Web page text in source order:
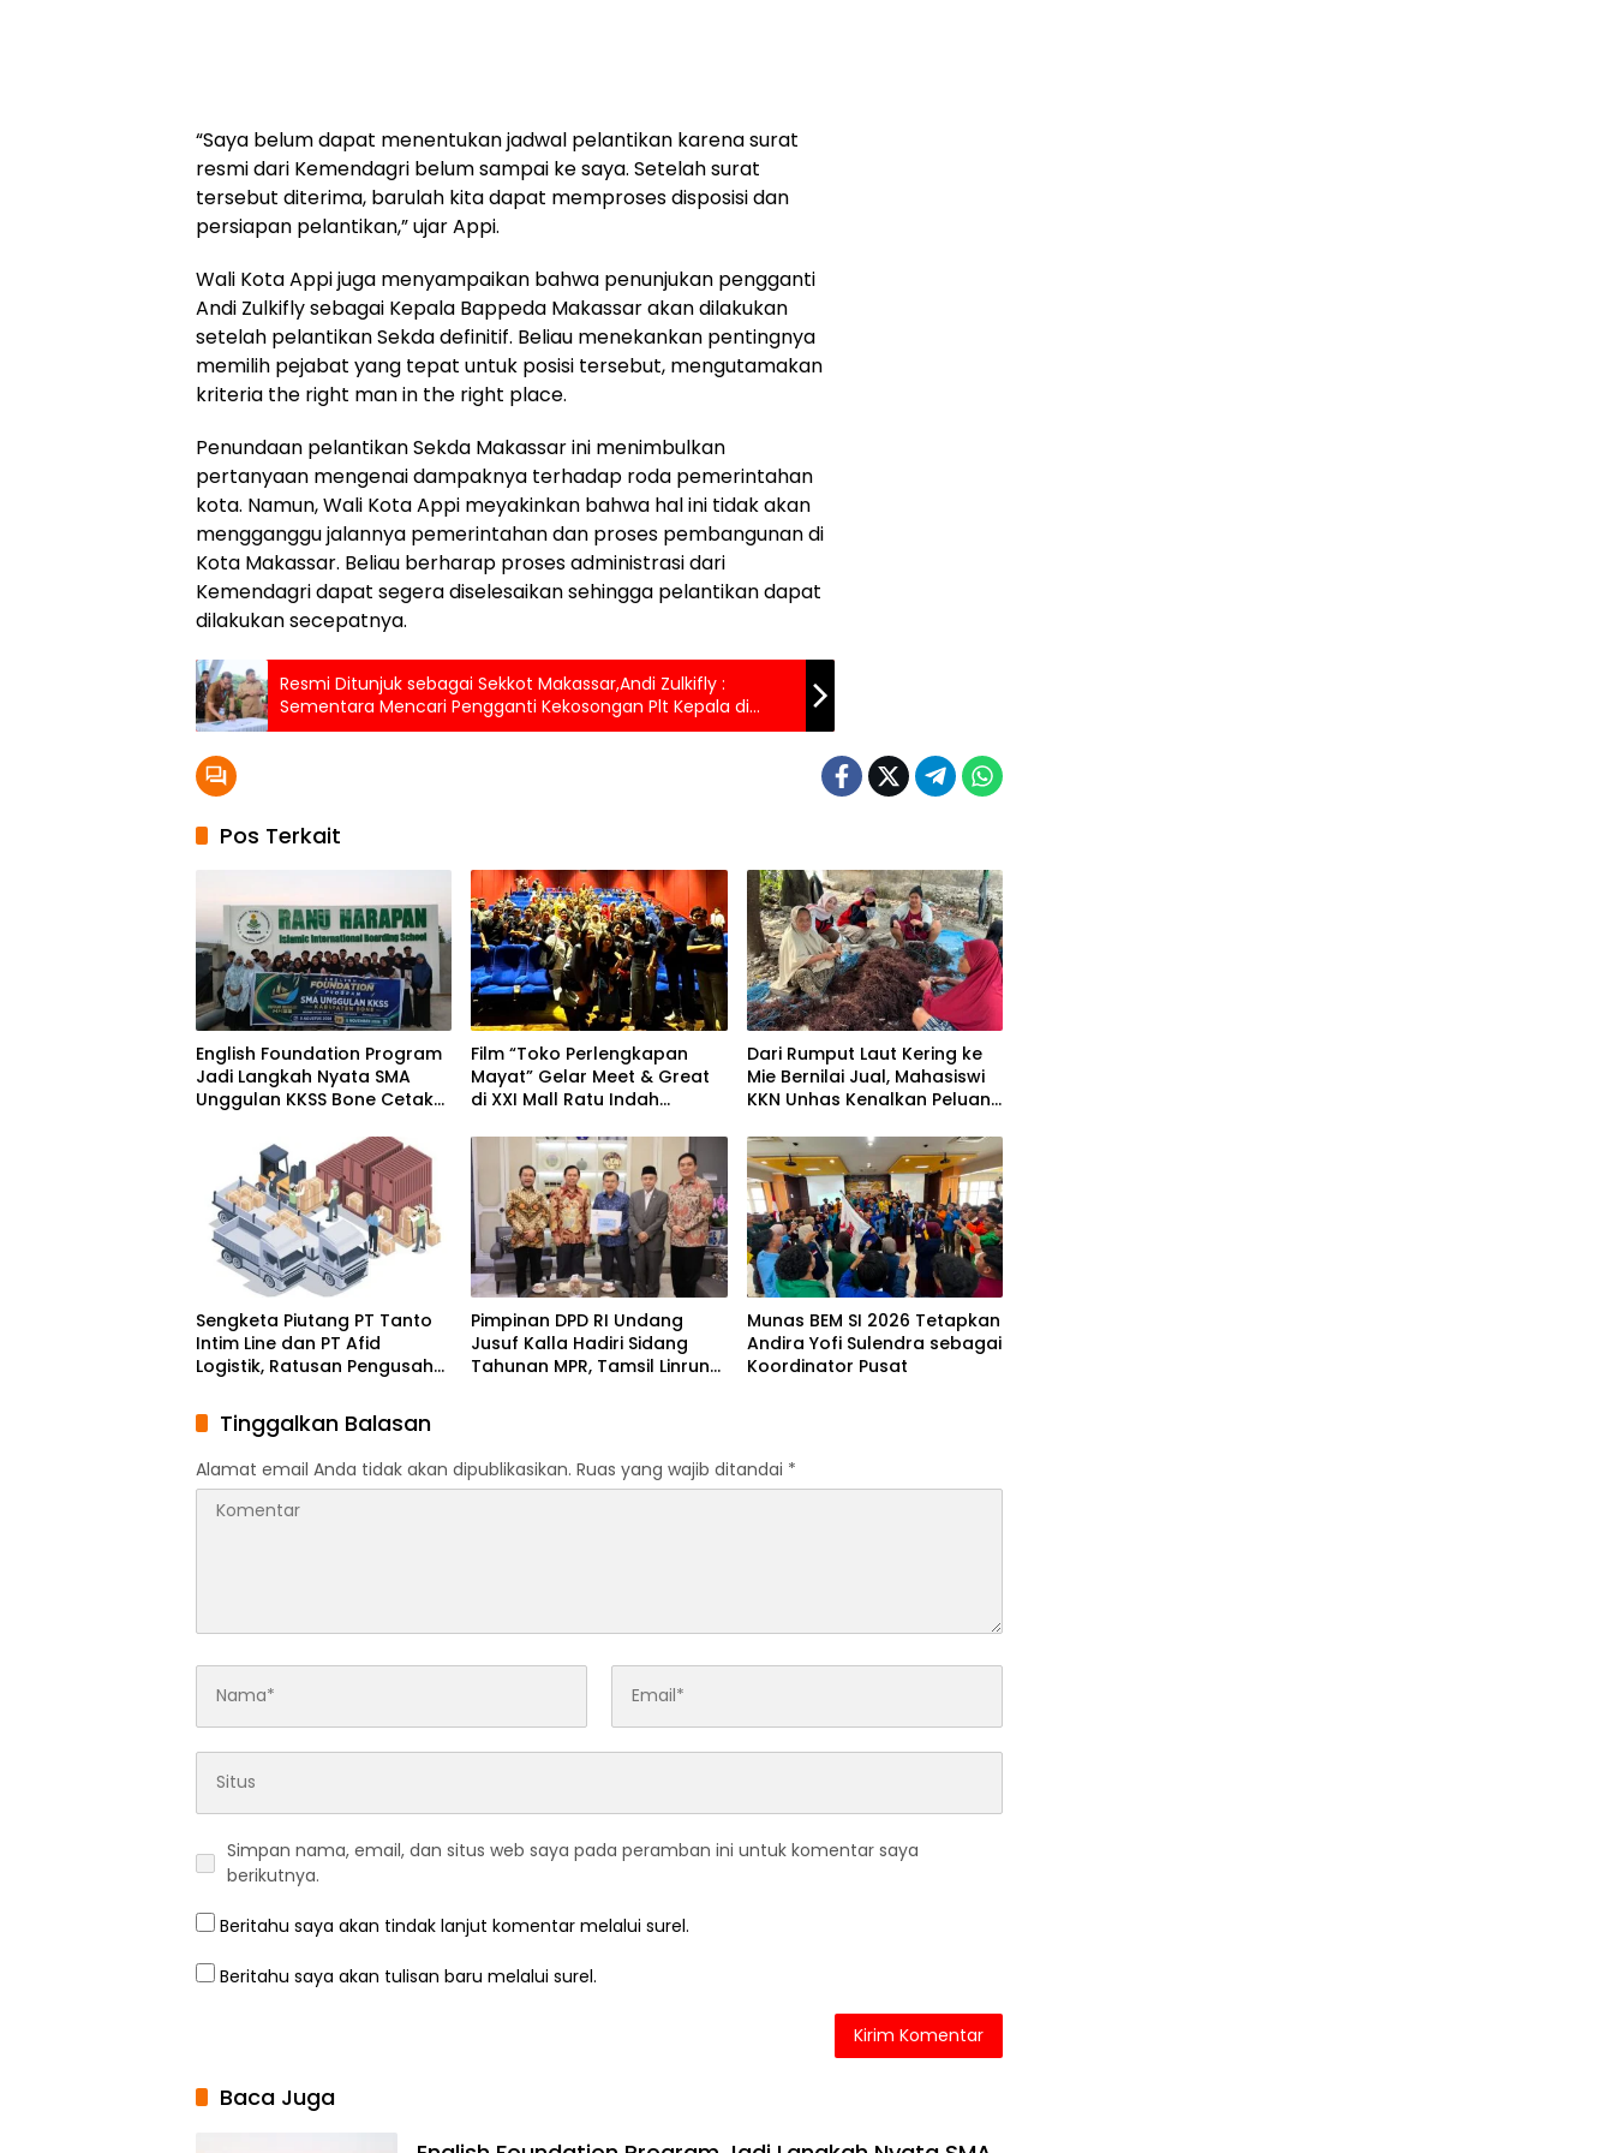
“Saya belum dapat menentukan jadwal pelantikan karena surat
resmi dari Kemendagri belum sampai ke saya. Setelah surat
tersebut diterima, barulah kita dapat memproses disposisi dan
persiapan pelantikan,” ujar Appi.
Wali Kota Appi juga menyampaikan bahwa penunjukan pengganti
Andi Zulkifly sebagai Kepala Bappeda Makassar akan dilakukan
setelah pelantikan Sekda definitif. Beliau menekankan pentingnya
memilih pejabat yang tepat untuk posisi tersebut, mengutamakan
kriteria the right man in the right place.
Penundaan pelantikan Sekda Makassar ini menimbulkan
pertanyaan mengenai dampaknya terhadap roda pemerintahan
kota. Namun, Wali Kota Appi meyakinkan bahwa hal ini tidak akan
mengganggu jalannya pemerintahan dan proses pembangunan di
Kota Makassar. Beliau berharap proses administrasi dari
Kemendagri dapat segera diselesaikan sehingga pelantikan dapat
dilakukan secepatnya.
Resmi Ditunjuk sebagai Sekkot Makassar,Andi Zulkifly :
Sementara Mencari Pengganti Kekosongan Plt Kepala di
Bappeda
Pos Terkait
English Foundation Program
Jadi Langkah Nyata SMA
Unggulan KKSS Bone Cetak
Film “Toko Perlengkapan
Mayat” Gelar Meet & Great
di XXI Mall Ratu Indah
Dari Rumput Laut Kering ke
Mie Bernilai Jual, Mahasiswi
KKN Unhas Kenalkan Peluang
Desa Baruga
Sengketa Piutang PT Tanto
Intim Line dan PT Afid
Logistik, Ratusan Pengusaha
Ikut Dirugikan
Pimpinan DPD RI Undang
Jusuf Kalla Hadiri Sidang
Tahunan MPR, Tamsil Linrung:
Munas BEM SI 2026 Tetapkan
Andira Yofi Sulendra sebagai
Koordinator Pusat
Tinggalkan Balasan
Alamat email Anda tidak akan dipublikasikan. Ruas yang wajib ditandai *
Simpan nama, email, dan situs web saya pada peramban ini untuk komentar saya
berikutnya.
Beritahu saya akan tindak lanjut komentar melalui surel.
Beritahu saya akan tulisan baru melalui surel.
Baca Juga